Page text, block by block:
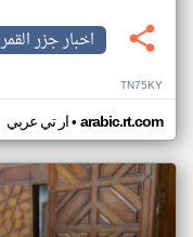
اخبار جزر القمر
TN75KY
ار تي عربي• arabic.rt.com